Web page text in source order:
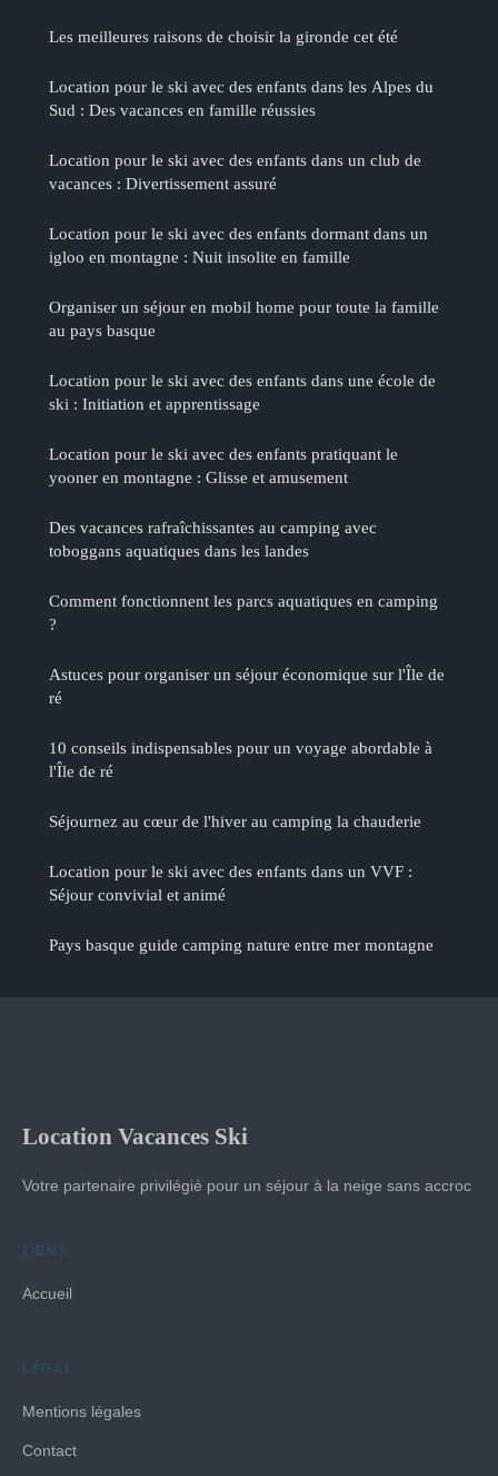
Les meilleures raisons de choisir la gironde cet été
Location pour le ski avec des enfants dans les Alpes du
Sud : Des vacances en famille réussies
Location pour le ski avec des enfants dans un club de
vacances : Divertissement assuré
Location pour le ski avec des enfants dormant dans un
igloo en montagne : Nuit insolite en famille
Organiser un séjour en mobil home pour toute la famille
au pays basque
Location pour le ski avec des enfants dans une école de
ski : Initiation et apprentissage
Location pour le ski avec des enfants pratiquant le
yooner en montagne : Glisse et amusement
Des vacances rafraîchissantes au camping avec
toboggans aquatiques dans les landes
Comment fonctionnent les parcs aquatiques en camping
?
Astuces pour organiser un séjour économique sur l'Île de
ré
10 conseils indispensables pour un voyage abordable à
l'Île de ré
Séjournez au cœur de l'hiver au camping la chauderie
Location pour le ski avec des enfants dans un VVF :
Séjour convivial et animé
Pays basque guide camping nature entre mer montagne
Location Vacances Ski
Votre partenaire privilégié pour un séjour à la neige sans accroc
LIENS
Accueil
LÉGAL
Mentions légales
Contact